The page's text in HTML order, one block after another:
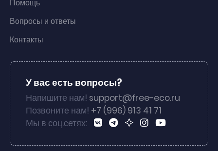
Помощь
Вопросы и ответы
Контакты
У вас есть вопросы?
Напишите нам! support@free-eco.ru
Позвоните нам! +7 (996) 913 41 71
Мы в соц.сетях: